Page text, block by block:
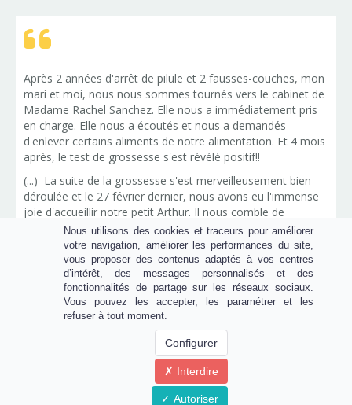
Après 2 années d'arrêt de pilule et 2 fausses-couches, mon
mari et moi, nous nous sommes tournés vers le cabinet de
Madame Rachel Sanchez. Elle nous a immédiatement pris
en charge. Elle nous a écoutés et nous a demandés
d'enlever certains aliments de notre alimentation. Et 4 mois
après, le test de grossesse s'est révélé positif!!
(...) La suite de la grossesse s'est merveilleusement bien
déroulée et le 27 février dernier, nous avons eu l'immense
joie d'accueillir notre petit Arthur. Il nous comble de
bonheur et fait de nous de jeunes parents vraiment
comblés!
Je recommande vivement Madame Sanchez car elle prend
en charge le couple et pas seulement la femme. Elle fait
des consultations individuelles avec l'homme.
Merci à elle pour sa disponibilité, son écoute, sa gentillesse
et sa prise en charge rapide!
Nous utilisons des cookies et traceurs pour améliorer
votre navigation, améliorer les performances du site,
vous proposer des contenus adaptés à vos centres
d’intérêt, des messages personnalisés et des
fonctionnalités de partage sur les réseaux sociaux.
Vous pouvez les accepter, les paramétrer et les
refuser à tout moment.
Configurer
Interdire
Autoriser